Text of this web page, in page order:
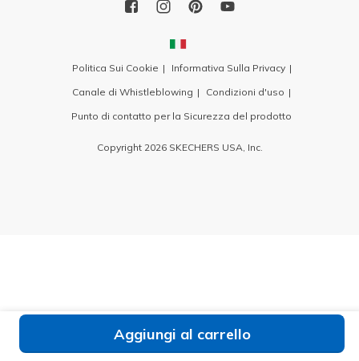
Aggiungi al carrello
Politica Sui Cookie
Informativa Sulla Privacy
Canale di Whistleblowing
Condizioni d'uso
Punto di contatto per la Sicurezza del prodotto
Copyright 2026 SKECHERS USA, Inc.